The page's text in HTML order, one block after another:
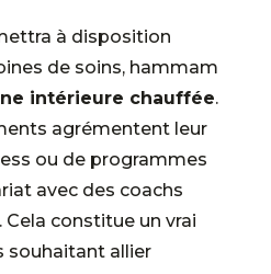
à disposition
de soins, hammam
intérieure chauffée.
agrémentent leur
ou de programmes
avec des coachs
constitue un vrai
souhaitant allier